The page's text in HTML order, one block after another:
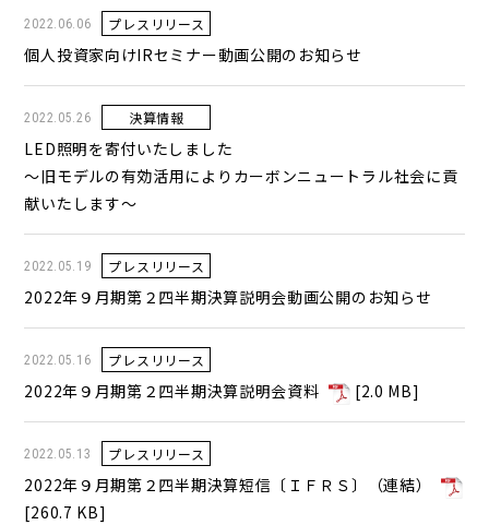
2022.06.06 プレスリリース
個人投資家向けIRセミナー動画公開のお知らせ
2022.05.26 決算情報
LED照明を寄付いたしました
～旧モデルの有効活用によりカーボンニュートラル社会に貢
献いたします～
2022.05.19 プレスリリース
2022年９月期第２四半期決算説明会動画公開のお知らせ
2022.05.16 プレスリリース
2022年９月期第２四半期決算説明会資料 [2.0 MB]
2022.05.13 プレスリリース
2022年９月期第２四半期決算短信〔ＩＦＲＳ〕（連結）
[260.7 KB]